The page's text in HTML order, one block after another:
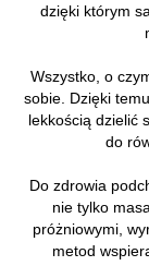
dzięki którym
Wszystko, o
sobie. Dzięki
lekkością dzielić
do
Do zdrowia
nie tylko
próżniowymi,
metod